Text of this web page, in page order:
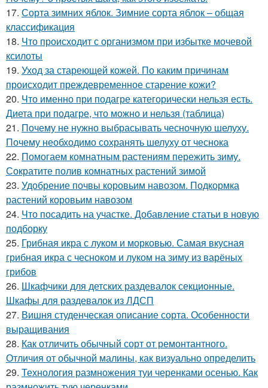
17. Сорта зимних яблок. Зимние сорта яблок – общая
классификация
18. Что происходит с организмом при избытке мочевой
ксилоты
19. Уход за стареющей кожей. По каким причинам
происходит преждевременное старение кожи?
20. Что именно при подагре категорически нельзя есть.
Диета при подагре, что можно и нельзя (таблица)
21. Почему не нужно выбрасывать чесночную шелуху.
Почему необходимо сохранять шелуху от чеснока
22. Помогаем комнатным растениям пережить зиму.
Сократите полив комнатных растений зимой
23. Удобрение почвы коровьим навозом. Подкормка
растений коровьим навозом
24. Что посадить на участке. Добавление статьи в новую
подборку
25. Грибная икра с луком и морковью. Самая вкусная
грибная икра с чесноком и луком на зиму из варёных
грибов
26. Шкафчики для детских раздевалок секционные.
Шкафы для раздевалок из ЛДСП
27. Вишня студенческая описание сорта. Особенности
выращивания
28. Как отличить обычный сорт от ремонтантного.
Отличия от обычной малины, как визуально определить
29. Технология размножения туи черенками осенью. Как